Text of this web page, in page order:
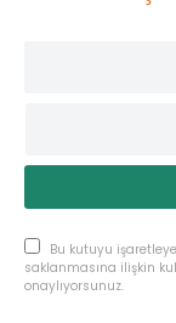
Bu kutuyu
saklanmasına ilişkin
onaylıyorsunuz.